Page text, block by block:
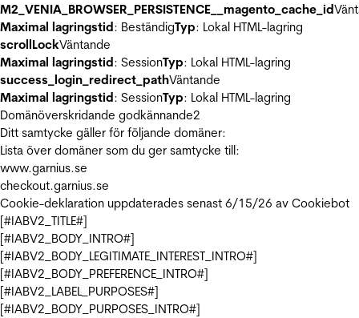
M2_VENIA_BROWSER_PERSISTENCE__magento_cache_id
Maximal lagringstid: BeständigTyp: Lokal HTML-lagring
scrollLockVäntande
Maximal lagringstid: SessionTyp: Lokal HTML-lagring
success_login_redirect_pathVäntande
Maximal lagringstid: SessionTyp: Lokal HTML-lagring
Domänöverskridande godkännande2
Ditt samtycke gäller för följande domäner:
Lista över domäner som du ger samtycke till:
www.garnius.se
checkout.garnius.se
Cookie-deklaration uppdaterades senast 6/15/26 av Cookiebot
[#IABV2_TITLE#]
[#IABV2_BODY_INTRO#]
[#IABV2_BODY_LEGITIMATE_INTEREST_INTRO#]
[#IABV2_BODY_PREFERENCE_INTRO#]
[#IABV2_LABEL_PURPOSES#]
[#IABV2_BODY_PURPOSES_INTRO#]